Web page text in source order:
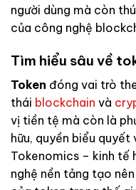
người dùng mà còn
của công nghệ
Tìm hiểu sâu về
Token đóng vai trò
thái blockchain và
vị tiền tệ mà còn là
hữu, quyền biểu quyết
Tokenomics – kinh tế
nghệ nền tảng tạo